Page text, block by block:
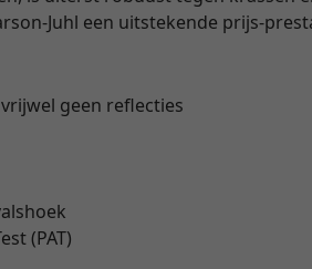
Juhl een uitstekende prijs-
geen reflecties
(PAT)